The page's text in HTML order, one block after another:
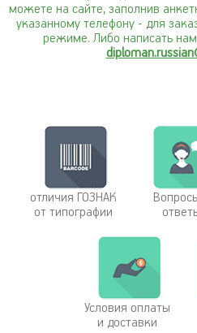
можете на сайте, заполнив
указанному телефону - для
режиме. Либо написать
отличия ГОЗНАК
от типографии
Условия оплаты
и доставки